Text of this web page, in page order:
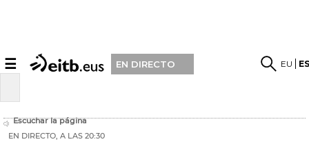
☰ EN DIRECTO EU
Escuchar la página
EN DIRECTO, A LAS 20:30